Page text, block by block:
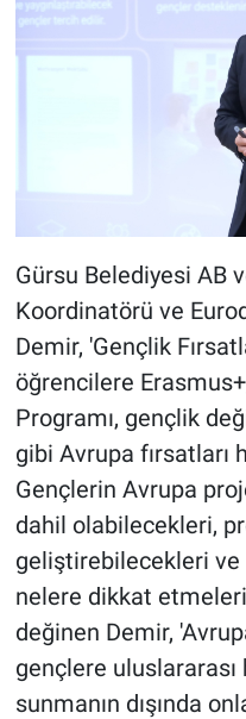
Gürsu Belediyesi AB
Koordinatörü ve
Demir, 'Gençlik
öğrencilere
Programı, gençlik
gibi Avrupa fırsatları
Gençlerin Avrupa
dahil olabilecekleri,
geliştirebilecekleri
nelere dikkat
değinen Demir,
gençlere
sunmanın dışında